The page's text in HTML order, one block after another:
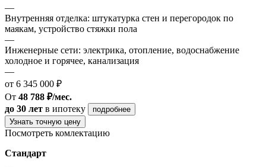
—
Внутренняя отделка: штукатурка стен и перегородок по
маякам, устройство стяжки пола
—
Инженерные сети: электрика, отопление, водоснабжение
холодное и горячее, канализация
—
от 6 345 000 ₽
От 48 788 ₽/мес.
до 30 лет в ипотеку
подробнее
Узнать точную цену
Посмотреть комлектацию
Стандарт